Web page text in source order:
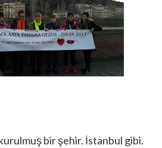
bir şehir. İstanbul gibi.